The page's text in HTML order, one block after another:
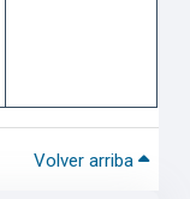
Volver arriba